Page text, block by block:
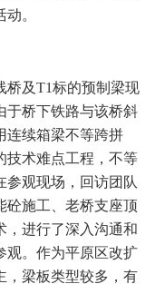
。
桥及T1标的预制梁现
于桥下铁路与该桥斜
连续箱梁不等跨拼
技术难点工程，不等
参观现场，回访团队
砼施工、老桥支座顶
，进行了深入沟通和
观。作为平原区改扩
，梁板类型较多，有